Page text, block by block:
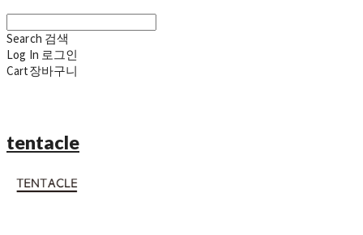
Search 검색
Log In 로그인
Cart장바구니
tentacle